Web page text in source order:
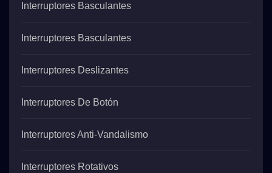
Interruptores Basculantes
Interruptores Basculantes
Interruptores Deslizantes
Interruptores De Botón
Interruptores Anti-Vandalismo
Interruptores Rotativos